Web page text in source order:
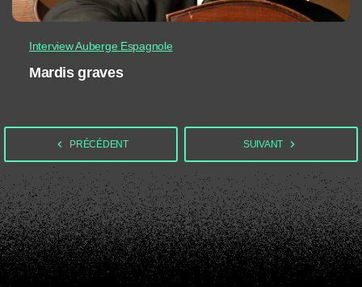
Interview Auberge Espagnole
Mardis graves
navigate_before PRÉCÉDENT SUIVANT navigate_next